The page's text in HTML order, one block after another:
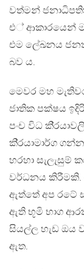
වත්මන්
එ් ආකාරයෙන්
එම ලේඛනය
බව ය.
මෙවර මහ
ජාතික පක්ෂය
පංච විධ
කි‍්‍රයාමාර්ග
හරහා සැලැසුම්
වර්ධනය කිරීමකි.
ඇත්තේ අප රටේ
ඇති භූමි භාග
සියල්ල හැඩ ඔය
ඇත.